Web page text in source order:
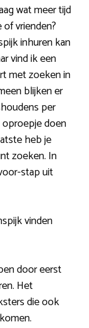
wat meer tijd
vrienden?
inhuren kan
vind ik een
met zoeken in
blijken er
per
doen
heb je
zoeken. In
stap uit
vinden
door eerst
Het
die ook